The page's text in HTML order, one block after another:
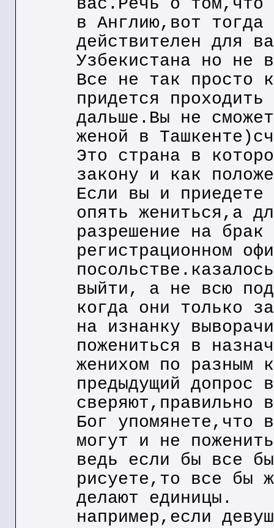
вас.Речь о том,что
в Англию,вот
действителен для
Узбекистана но не
Все не так просто
придется
дальше.Вы не
женой в
Это страна в
закону и как
Если вы и
опять жениться,а
разрешение на
регистрационном
выйти, а не всю
когда они только
на изнанку
пожениться в
женихом по разным
предыдущий допрос
сверяют,правильно
Бог упомянете,что
могут и не
ведь если бы все
рисуете,то все бы
делают единицы.
например,если